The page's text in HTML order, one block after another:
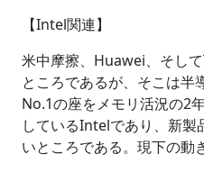
【Intel関連】
米中摩擦、Huawei、そし
ところであるが、そこは半
No.1の座をメモリ活況の2
しているIntelであり、新製
いところである。現下の動